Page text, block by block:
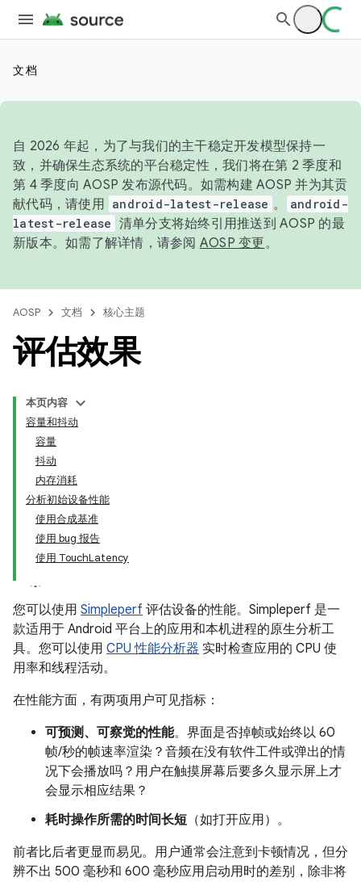
文档
自 2026 年起，为了与我们的主干稳定开发模型保持一
致，并确保生态系统的平台稳定性，我们将在第 2 季度和
第 4 季度向 AOSP 发布源代码。如需构建 AOSP 并为其贡
献代码，请使用 android-latest-release 。
android-
latest-release 清单分支将始终引用推送到 AOSP 的最
新版本。如需了解详情，请参阅 AOSP 变更。
AOSP 文档 核心主题
评估效果
本页内容
容量和抖动
容量
抖动
内存消耗
分析初始设备性能
使用合成基准
使用 bug 报告
使用 TouchLatency
您可以使用 Simpleperf 评估设备的性能。Simpleperf 是一
款适用于 Android 平台上的应用和本机进程的原生分析工
具。您可以使用 CPU 性能分析器 实时检查应用的 CPU 使
用率和线程活动。
在性能方面，有两项用户可见指标：
可预测、可察觉的性能。界面是否掉帧或始终以 60
帧/秒的帧速率渲染？音频在没有软件工件或弹出的情
况下会播放吗？用户在触摸屏幕后要多久显示屏上才
会显示相应结果？
耗时操作所需的时间长短 （如打开应用）。
前者比后者更显而易见。用户通常会注意到卡顿情况，但分
辨不出 500 毫秒和 600 毫秒应用启动用时的差别，除非将